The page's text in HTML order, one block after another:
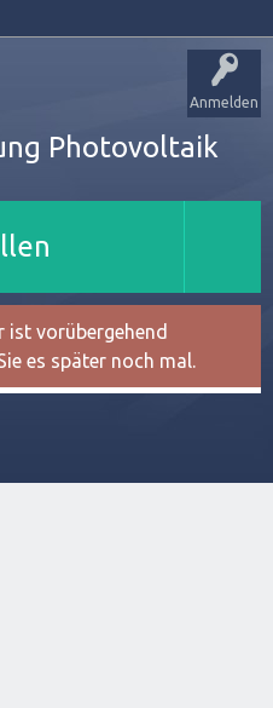
Anmelden
ist vorübergehend
es später noch mal.